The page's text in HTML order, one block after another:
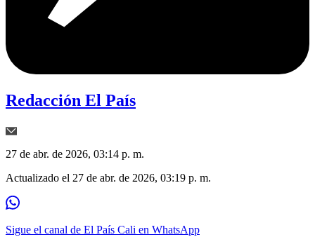
Redacción El País
27 de abr. de 2026, 03:14 p. m.
Actualizado el 27 de abr. de 2026, 03:19 p. m.
Sigue el canal de El País Cali en WhatsApp